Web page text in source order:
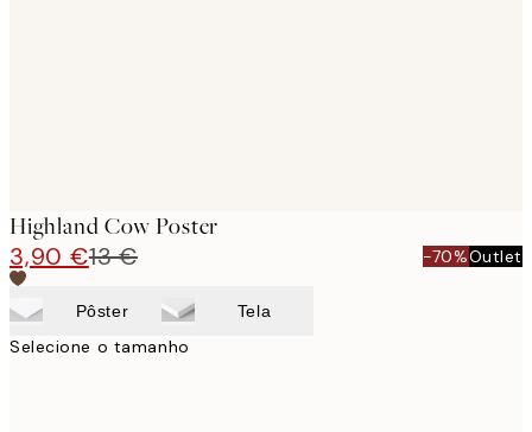
Highland Cow Poster
3,90 €13 € -70%Outlet
Pôster Tela
Selecione o tamanho